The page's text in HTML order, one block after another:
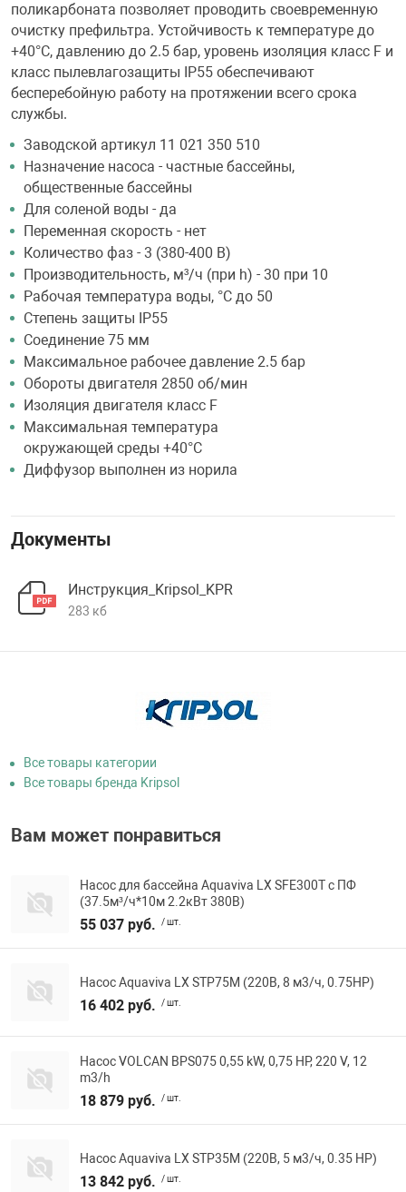
поликарбоната позволяет проводить своевременную
очистку префильтра. Устойчивость к температуре до
+40°С, давлению до 2.5 бар, уровень изоляция класс F и
класс пылевлагозащиты IP55 обеспечивают
бесперебойную работу на протяжении всего срока
службы.
Заводской артикул 11 021 350 510
Назначение насоса - частные бассейны,
общественные бассейны
Для соленой воды - да
Переменная скорость - нет
Количество фаз - 3 (380-400 В)
Производительность, м³/ч (при h) - 30 при 10
Рабочая температура воды, °С до 50
Степень защиты IP55
Соединение 75 мм
Максимальное рабочее давление 2.5 бар
Обороты двигателя 2850 об/мин
Изоляция двигателя класс F
Максимальная температура
окружающей среды +40°С
Диффузор выполнен из норила
Документы
Инструкция_Kripsol_KPR
283 кб
Все товары категории
Все товары бренда Kripsol
Вам может понравиться
Насос для бассейна Aquaviva LX SFE300T с ПФ
(37.5м³/ч*10м 2.2кВт 380В)
55 037 руб. / шт.
Насос Aquaviva LX STP75M (220В, 8 м3/ч, 0.75HP)
16 402 руб. / шт.
Насос VOLCAN BPS075 0,55 kW, 0,75 HP, 220 V, 12
m3/h
18 879 руб. / шт.
Насос Aquaviva LX STP35M (220В, 5 м3/ч, 0.35 HP)
13 842 руб. / шт.